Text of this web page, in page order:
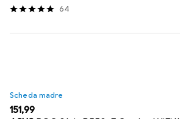
64
Scheda madre
EUR
151,99